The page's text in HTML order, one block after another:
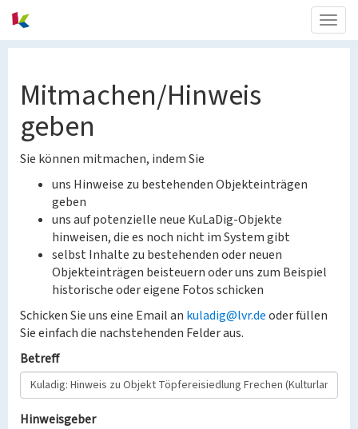
Mitmachen/Hinweis
geben
Sie können mitmachen, indem Sie
uns Hinweise zu bestehenden Objekteinträgen
geben
uns auf potenzielle neue KuLaDig-Objekte
hinweisen, die es noch nicht im System gibt
selbst Inhalte zu bestehenden oder neuen
Objekteinträgen beisteuern oder uns zum Beispiel
historische oder eigene Fotos schicken
Schicken Sie uns eine Email an kuladig@lvr.deoder füllen
Sie einfach die nachstehenden Felder aus.
Betreff
Hinweisgeber